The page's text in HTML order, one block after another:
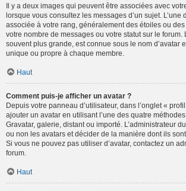
Il y a deux images qui peuvent être associées avec
lorsque vous consultez les messages d’un sujet. L’une
associée à votre rang, généralement des étoiles ou
votre nombre de messages ou votre statut sur le forum.
souvent plus grande, est connue sous le nom d’avatar
unique ou propre à chaque membre.
Haut
Comment puis-je afficher un avatar ?
Depuis votre panneau d’utilisateur, dans l’onglet «
ajouter un avatar en utilisant l’une des quatre
Gravatar, galerie, distant ou importé. L’administrateur
ou non les avatars et décider de la manière dont ils
Si vous ne pouvez pas utiliser d’avatar, contactez un
forum.
Haut